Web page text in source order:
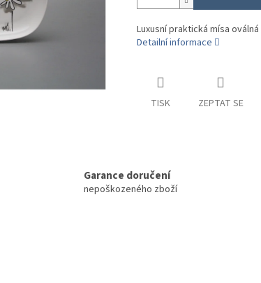
Luxusní praktická mísa oválná
Detailní informace
TISK ZEPTAT SE
Garance doručení
nepoškozeného zboží